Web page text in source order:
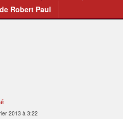
Robert Paul
2013 à 3:22